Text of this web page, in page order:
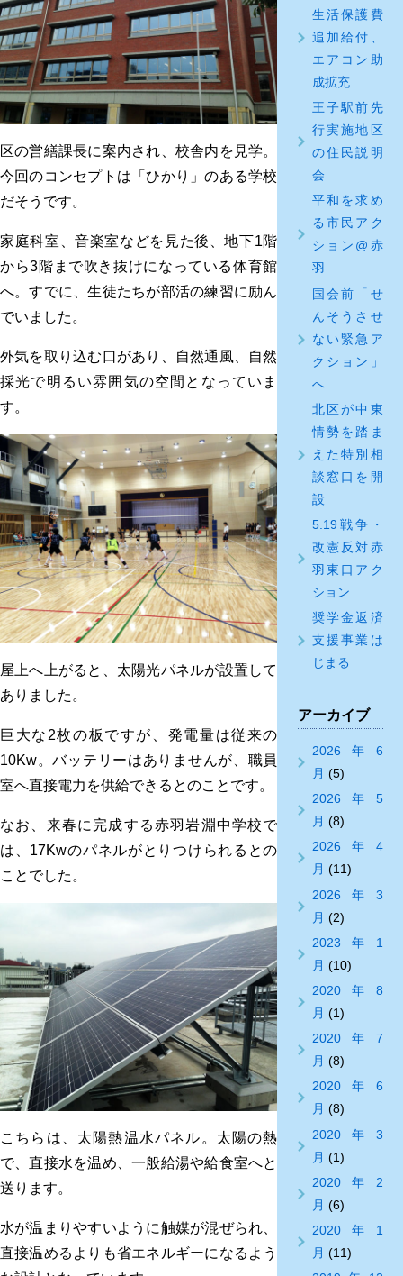
区の営繕課長に案内され、校舎内を見学。
今回のコンセプトは「ひかり」のある学校
だそうです。
家庭科室、音楽室などを見た後、地下1階
から3階まで吹き抜けになっている体育館
へ。すでに、生徒たちが部活の練習に励ん
でいました。
外気を取り込む口があり、自然通風、自然
採光で明るい雰囲気の空間となっていま
す。
屋上へ上がると、太陽光パネルが設置して
ありました。
巨大な2枚の板ですが、発電量は従来の
10Kw。バッテリーはありませんが、職員
室へ直接電力を供給できるとのことです。
なお、来春に完成する赤羽岩淵中学校で
は、17Kwのパネルがとりつけられるとの
ことでした。
こちらは、太陽熱温水パネル。太陽の熱
で、直接水を温め、一般給湯や給食室へと
送ります。
水が温まりやすいように触媒が混ぜられ、
直接温めるよりも省エネルギーになるよう
生活保護費
追加給付、
エアコン助
成拡充
王子駅前先
行実施地区
の住民説明
会
平和を求め
る市民アク
ション@赤
羽
国会前「せ
んそうさせ
ない緊急ア
クション」
へ
北区が中東
情勢を踏ま
えた特別相
談窓口を開
設
5.19戦争・
改憲反対赤
羽東口アク
ション
奨学金返済
支援事業は
じまる
アーカイブ
2026年6
月 (5)
2026年5
月 (8)
2026年4
月 (11)
2026年3
月 (2)
2023年1
月 (10)
2020年8
月 (1)
2020年7
月 (8)
2020年6
月 (8)
2020年3
月 (1)
2020年2
月 (6)
2020年1
月 (11)